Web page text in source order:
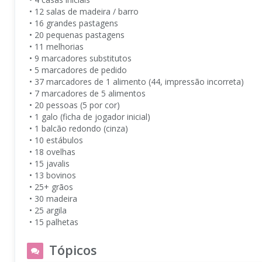
• 12 salas de madeira / barro
• 16 grandes pastagens
• 20 pequenas pastagens
• 11 melhorias
• 9 marcadores substitutos
• 5 marcadores de pedido
• 37 marcadores de 1 alimento (44, impressão incorreta)
• 7 marcadores de 5 alimentos
• 20 pessoas (5 por cor)
• 1 galo (ficha de jogador inicial)
• 1 balcão redondo (cinza)
• 10 estábulos
• 18 ovelhas
• 15 javalis
• 13 bovinos
• 25+ grãos
• 30 madeira
• 25 argila
• 15 palhetas
Tópicos